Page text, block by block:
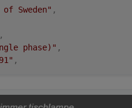
of Sweden" ,
,
phase)" ,
,